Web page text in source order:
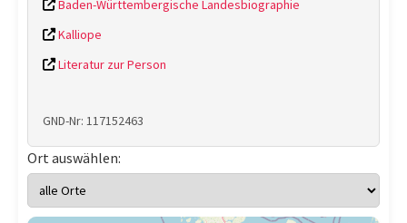
Baden-Württembergische Landesbiographie
Kalliope
Literatur zur Person
GND-Nr: 117152463
Ort auswählen: